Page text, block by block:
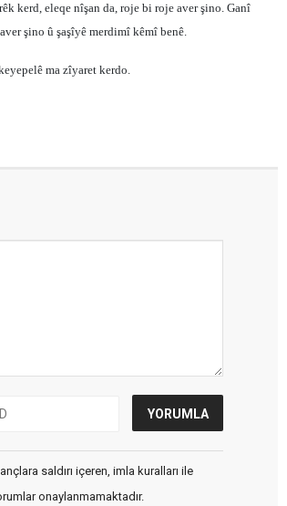
kerd, eleqe nîşan da, roje bi roje aver şino. Ganî
şino û şaşîyê merdimî kêmî benê.
ma zîyaret kerdo.
saldırı içeren, imla kuralları ile
onaylanmamaktadır.